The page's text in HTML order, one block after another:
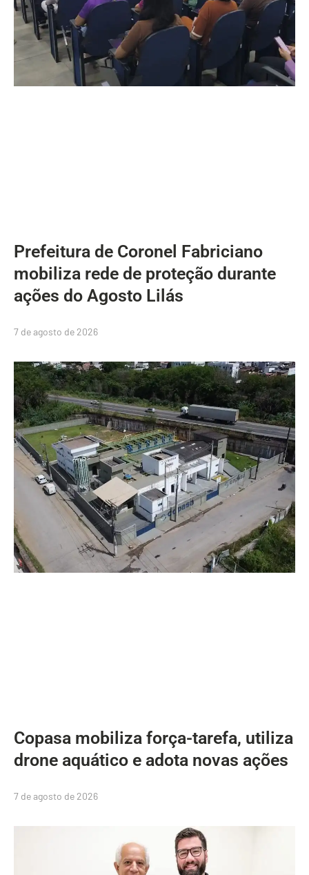
Prefeitura de Coronel Fabriciano
mobiliza rede de proteção durante
ações do Agosto Lilás
7 de agosto de 2026
Copasa mobiliza força-tarefa, utiliza
drone aquático e adota novas ações
7 de agosto de 2026